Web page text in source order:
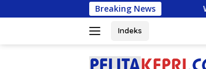
ke
Breaking NewsWagub
Indeks